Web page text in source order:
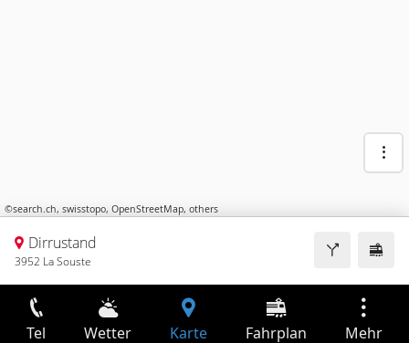
©search.ch, swisstopo, OpenStreetMap, others
Dirrustand
3952 La Souste
Tel Wetter Karte Fahrplan Mehr